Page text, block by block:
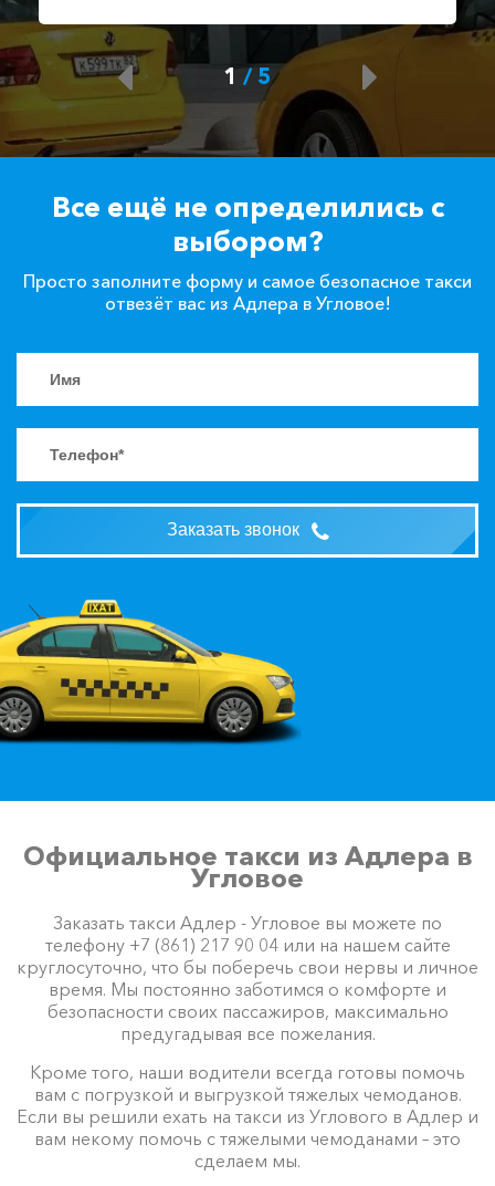
1 /5
Все ещё не определились с
выбором?
Просто заполните форму и самое безопасное такси
отвезёт вас из Адлера в Угловое!
Заказать звонок
Официальное такси из Адлера в
Угловое
Заказать такси Адлер - Угловое вы можете по
телефону +7 (861) 217 90 04 или на нашем сайте
круглосуточно, что бы поберечь свои нервы и личное
время. Мы постоянно заботимся о комфорте и
безопасности своих пассажиров, максимально
предугадывая все пожелания.
Кроме того, наши водители всегда готовы помочь
вам с погрузкой и выгрузкой тяжелых чемоданов.
Если вы решили ехать на такси из Углового в Адлер и
вам некому помочь с тяжелыми чемоданами – это
сделаем мы.